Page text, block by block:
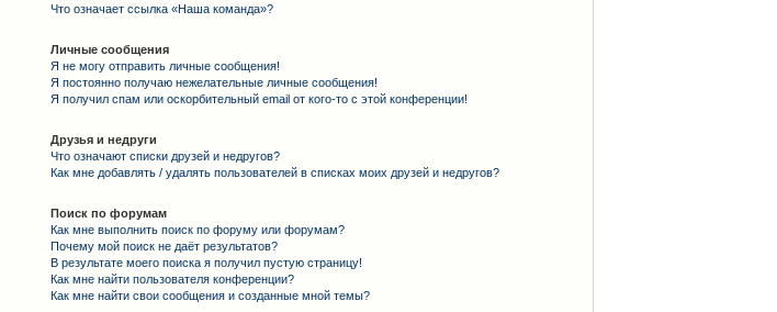
Что означает ссылка «Наша команда»?
Личные сообщения
Я не могу отправить личные сообщения!
Я постоянно получаю нежелательные личные сообщения!
Я получил спам или оскорбительный email от кого-то с этой конференции!
Друзья и недруги
Что означают списки друзей и недругов?
Как мне добавлять / удалять пользователей в списках моих друзей и недругов?
Поиск по форумам
Как мне выполнить поиск по форуму или форумам?
Почему мой поиск не даёт результатов?
В результате моего поиска я получил пустую страницу!
Как мне найти пользователя конференции?
Как мне найти свои сообщения и созданные мной темы?